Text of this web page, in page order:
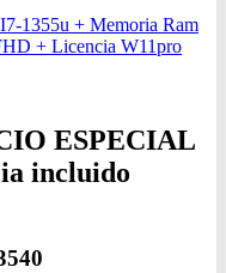
1355u + Memoria Ram
+ Licencia W11pro
ESPECIAL
incluido